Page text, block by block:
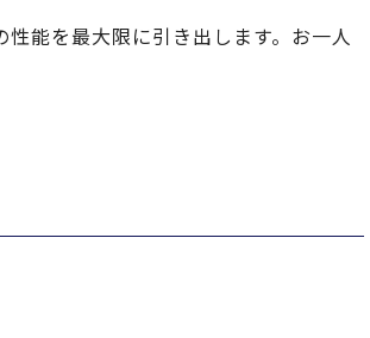
能を最大限に引き出します。お一人